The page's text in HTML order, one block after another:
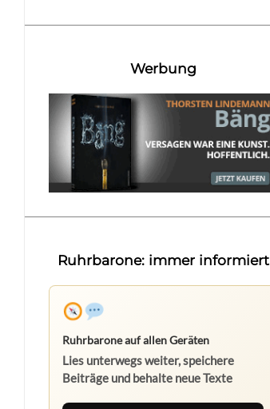
Werbung
Ruhrbarone: immer informiert
Ruhrbarone auf allen Geräten
Lies unterwegs weiter, speichere
Beiträge und behalte neue Texte